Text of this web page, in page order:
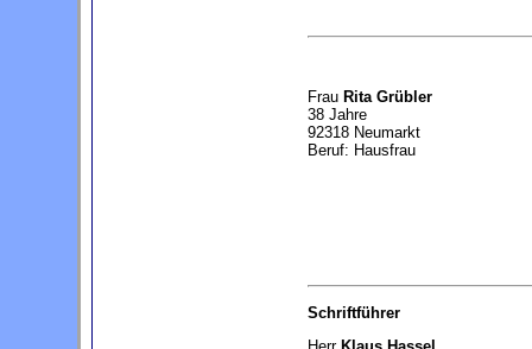
Frau Rita Grübler
38 Jahre
92318 Neumarkt
Beruf: Hausfrau
Schriftführer